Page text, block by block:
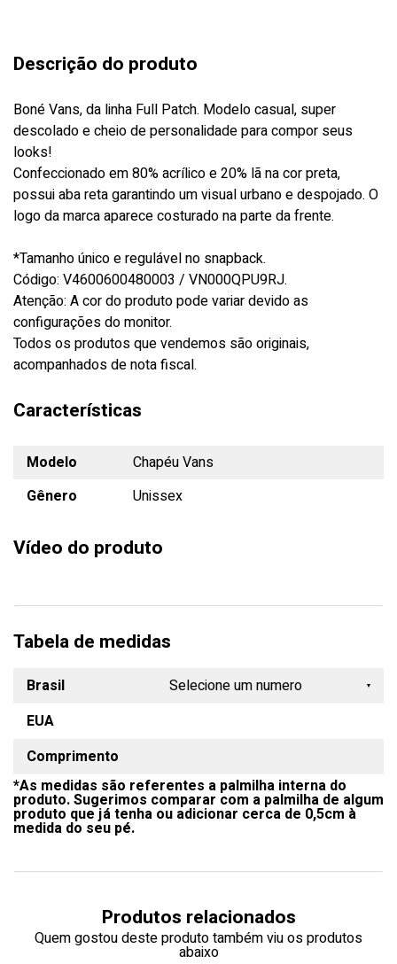
Descrição do produto
Boné Vans, da linha Full Patch. Modelo casual, super
descolado e cheio de personalidade para compor seus
looks!
Confeccionado em 80% acrílico e 20% lã na cor preta,
possui aba reta garantindo um visual urbano e despojado. O
logo da marca aparece costurado na parte da frente.
*Tamanho único e regulável no snapback.
Código: V4600600480003 / VN000QPU9RJ.
Atenção: A cor do produto pode variar devido as
configurações do monitor.
Todos os produtos que vendemos são originais,
acompanhados de nota fiscal.
Características
Modelo
Chapéu Vans
Gênero
Unissex
Vídeo do produto
Tabela de medidas
Brasil
EUA
Comprimento
*As medidas são referentes a palmilha interna do
produto. Sugerimos comparar com a palmilha de algum
produto que já tenha ou adicionar cerca de 0,5cm à
medida do seu pé.
Selecione um numero
35
39
Produtos relacionados
Quem gostou deste produto também viu os produtos
abaixo